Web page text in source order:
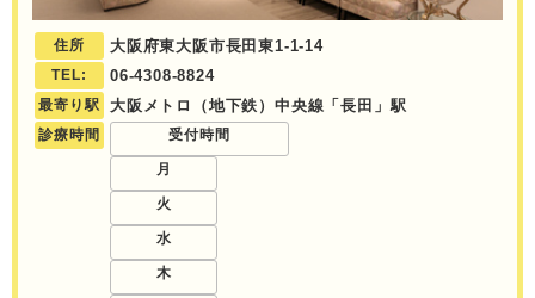
住所 大阪府東大阪市長田東1‐1‐14
TEL: 06-4308-8824
最寄り駅 大阪メトロ（地下鉄）中央線「長田」駅
診療時間 受付時間
月
火
水
木